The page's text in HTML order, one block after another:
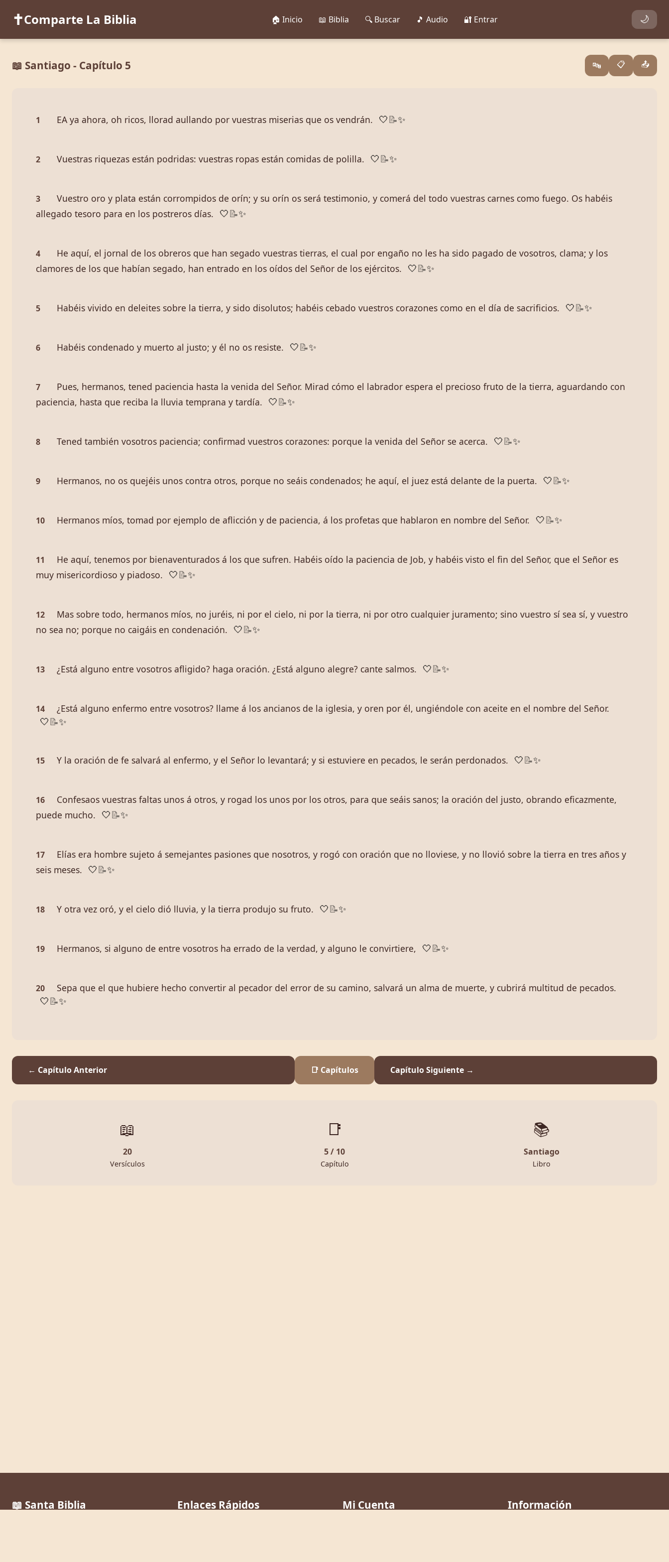
✝️Comparte La Biblia 🏠 Inicio 📖 Biblia 🔍 Buscar 🎵 Audio 🔐 Entrar 🌙
📖 Santiago - Capítulo 5 🔤 📋 📤
1 EA ya ahora, oh ricos, llorad aullando por vuestras miserias que os vendrán. 🤍 📝✨
2 Vuestras riquezas están podridas: vuestras ropas están comidas de polilla. 🤍 📝✨
3
Vuestro oro y plata están corrompidos de orín; y su orín os será testimonio, y comerá del todo vuestras carnes como fuego. Os habéis
allegado tesoro para en los postreros días.
🤍 📝✨
4
He aquí, el jornal de los obreros que han segado vuestras tierras, el cual por engaño no les ha sido pagado de vosotros, clama; y los
clamores de los que habían segado, han entrado en los oídos del Señor de los ejércitos.
🤍 📝✨
5 Habéis vivido en deleites sobre la tierra, y sido disolutos; habéis cebado vuestros corazones como en el día de sacrificios. 🤍 📝✨
6 Habéis condenado y muerto al justo; y él no os resiste. 🤍 📝✨
7
Pues, hermanos, tened paciencia hasta la venida del Señor. Mirad cómo el labrador espera el precioso fruto de la tierra, aguardando con
paciencia, hasta que reciba la lluvia temprana y tardía.
🤍 📝✨
8 Tened también vosotros paciencia; confirmad vuestros corazones: porque la venida del Señor se acerca. 🤍 📝✨
9 Hermanos, no os quejéis unos contra otros, porque no seáis condenados; he aquí, el juez está delante de la puerta. 🤍 📝✨
10 Hermanos míos, tomad por ejemplo de aflicción y de paciencia, á los profetas que hablaron en nombre del Señor. 🤍 📝✨
11
He aquí, tenemos por bienaventurados á los que sufren. Habéis oído la paciencia de Job, y habéis visto el fin del Señor, que el Señor es
muy misericordioso y piadoso.
🤍 📝✨
12
Mas sobre todo, hermanos míos, no juréis, ni por el cielo, ni por la tierra, ni por otro cualquier juramento; sino vuestro sí sea sí, y vuestro
no sea no; porque no caigáis en condenación.
🤍 📝✨
13 ¿Está alguno entre vosotros afligido? haga oración. ¿Está alguno alegre? cante salmos. 🤍 📝✨
14 ¿Está alguno enfermo entre vosotros? llame á los ancianos de la iglesia, y oren por él, ungiéndole con aceite en el nombre del Señor.
🤍 📝✨
15 Y la oración de fe salvará al enfermo, y el Señor lo levantará; y si estuviere en pecados, le serán perdonados. 🤍 📝✨
16
Confesaos vuestras faltas unos á otros, y rogad los unos por los otros, para que seáis sanos; la oración del justo, obrando eficazmente,
puede mucho.
🤍 📝✨
17
Elías era hombre sujeto á semejantes pasiones que nosotros, y rogó con oración que no lloviese, y no llovió sobre la tierra en tres años y
seis meses.
🤍 📝✨
18 Y otra vez oró, y el cielo dió lluvia, y la tierra produjo su fruto. 🤍 📝✨
19 Hermanos, si alguno de entre vosotros ha errado de la verdad, y alguno le convirtiere, 🤍 📝✨
20 Sepa que el que hubiere hecho convertir al pecador del error de su camino, salvará un alma de muerte, y cubrirá multitud de pecados.
🤍 📝✨
← Capítulo Anterior 📑 Capítulos Capítulo Siguiente →
📖
20
Versículos
📑
5 / 10
Capítulo
📚
Santiago
Libro
📖 Santa Biblia Enlaces Rápidos Mi Cuenta Información